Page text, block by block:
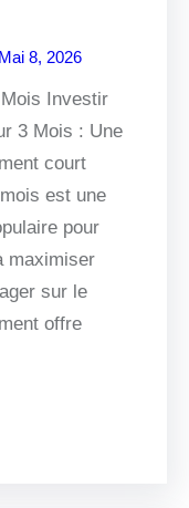
Mai 8, 2026
Investir
3 Mois : Une
court
est une
pour
maximiser
sur le
offre